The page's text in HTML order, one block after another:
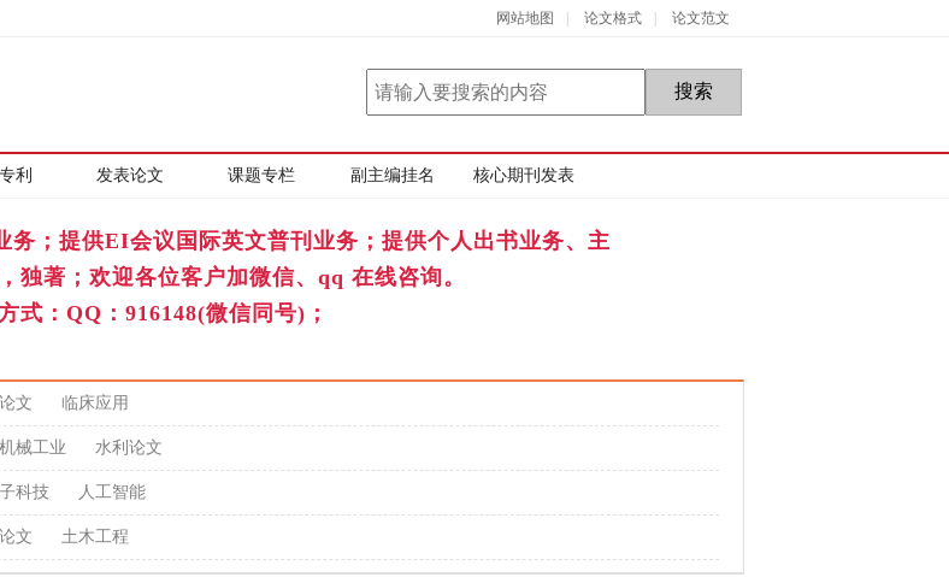
网站地图 论文格式 论文范文
利 发表论文 课题专栏 副主编挂名 核心期刊发表
务；提供EI会议国际英文普刊业务；提供个人出书业务、主
独著；欢迎各位客户加微信、qq 在线咨询。
式：QQ：916148(微信同号)；
文 临床应用
机械工业 水利论文
科技 人工智能
文 土木工程